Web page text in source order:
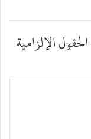
الحقول الإلزامية